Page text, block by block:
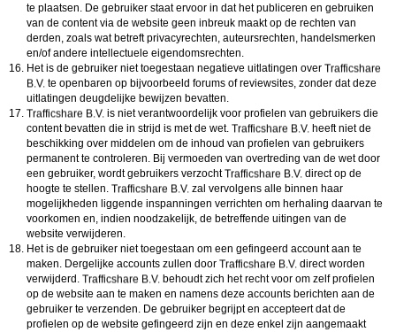
te plaatsen. De gebruiker staat ervoor in dat het publiceren en gebruiken
van de content via de website geen inbreuk maakt op de rechten van
derden, zoals wat betreft privacyrechten, auteursrechten, handelsmerken
en/of andere intellectuele eigendomsrechten.
Het is de gebruiker niet toegestaan negatieve uitlatingen over
te openbaren op bijvoorbeeld forums of reviewsites, zonder dat deze
uitlatingen deugdelijke bewijzen bevatten.
is niet verantwoordelijk voor profielen van gebruikers die
content bevatten die in strijd is met de wet.
heeft niet de
beschikking over middelen om de inhoud van profielen van gebruikers
permanent te controleren. Bij vermoeden van overtreding van de wet door
een gebruiker, wordt gebruikers verzocht
direct op de
hoogte te stellen.
zal vervolgens alle binnen haar
mogelijkheden liggende inspanningen verrichten om herhaling daarvan te
voorkomen en, indien noodzakelijk, de betreffende uitingen van de
website verwijderen.
Het is de gebruiker niet toegestaan om een gefingeerd account aan te
maken. Dergelijke accounts zullen door
direct worden
verwijderd.
behoudt zich het recht voor om zelf profielen
op de website aan te maken en namens deze accounts berichten aan de
gebruiker te verzenden. De gebruiker begrijpt en accepteert dat de
profielen op de website gefingeerd zijn en deze enkel zijn aangemaakt